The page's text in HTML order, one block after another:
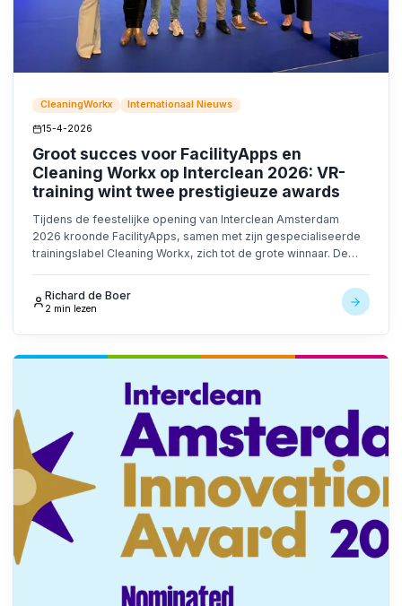
CleaningWorkx Internationaal Nieuws
15-4-2026
Groot succes voor FacilityApps en
Cleaning Workx op Interclean 2026: VR-
training wint twee prestigieuze awards
Tijdens de feestelijke opening van Interclean Amsterdam
2026 kroonde FacilityApps, samen met zijn gespecialiseerde
trainingslabel Cleaning Workx, zich tot de grote winnaar. De
Amsterdam Innovation Award als de Cleaners Choice Award.
Richard de Boer
2 min lezen